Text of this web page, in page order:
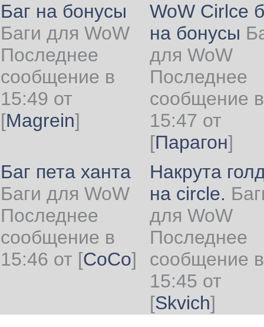
Баг на бонусы
Баги для WoW
Последнее
сообщение в
15:49 от
[Magrein]
WoW Cirlce
на бонусы
для WoW
Последнее
сообщение в
15:47 от
[Парагон]
Баг пета ханта
Баги для WoW
Последнее
сообщение в
15:46 от [CoCo]
Накрута
на circle.
для WoW
Последнее
сообщение в
15:45 от
[Skvich]